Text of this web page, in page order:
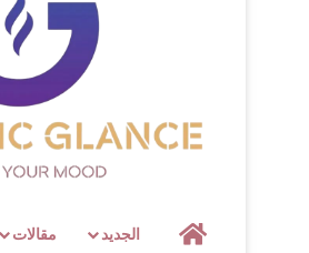
لمحة عطرية
الجديد مقالات